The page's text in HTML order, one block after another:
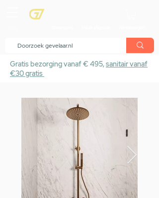
Gratis bezorging vanaf € 495,sanitair vanaf
€30 gratis